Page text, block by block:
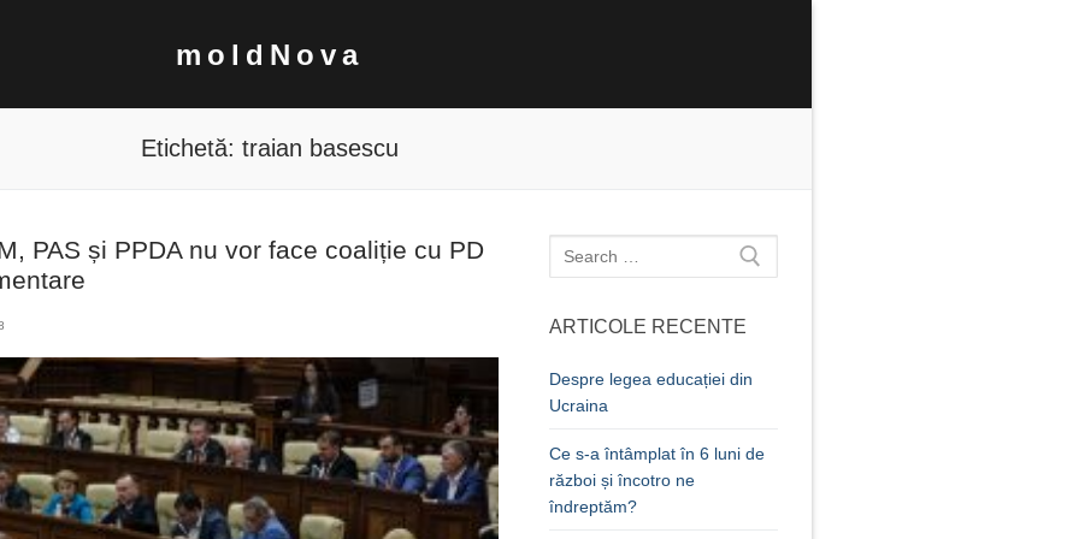
moldNova
Etichetă: traian basescu
PAS și PPDA nu vor face coaliție cu PD
Caută
după:
ARTICOLE RECENTE
Despre legea educației din
Ucraina
Ce s-a întâmplat în 6 luni de
război și încotro ne
îndreptăm?